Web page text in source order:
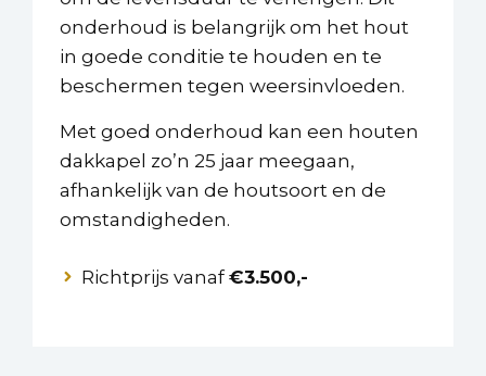
onderhoud is belangrijk om het hout
in goede conditie te houden en te
beschermen tegen weersinvloeden.
Met goed onderhoud kan een houten
dakkapel zo’n 25 jaar meegaan,
afhankelijk van de houtsoort en de
omstandigheden.
Richtprijs vanaf€3.500,-